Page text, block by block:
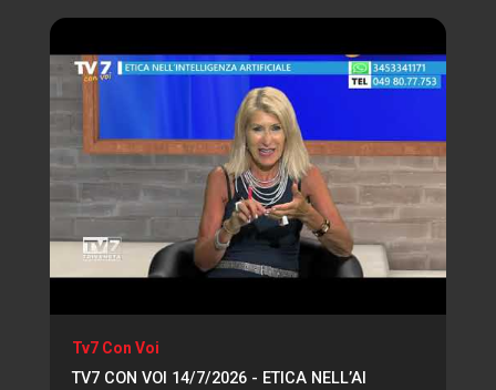
Tv7 Con Voi
TV7 CON VOI 14/7/2026 - ETICA NELL’AI